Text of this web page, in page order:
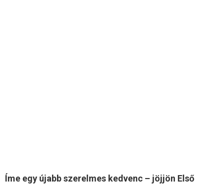
Íme egy újabb szerelmes kedvenc – jöjjön Első